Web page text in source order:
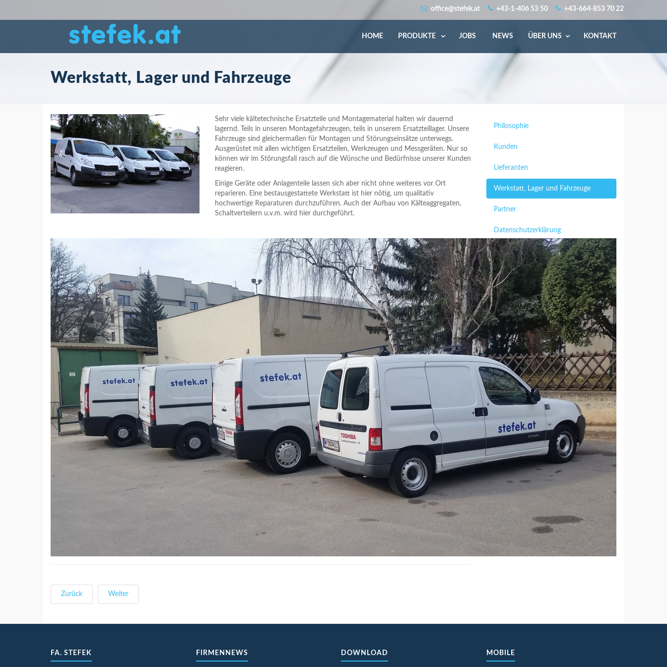
office@stefek.at +43-1-406 53 50 +43-664-853 70 22
stefek.at HOME PRODUKTE JOBS NEWS ÜBER UNS KONTAKT
Werkstatt, Lager und Fahrzeuge
Sehr viele kältetechnische Ersatzteile und Montagematerial halten wir dauernd
lagernd. Teils in unseren Montagefahrzeugen, teils in unserem Ersatzteillager. Unsere
Fahrzeuge sind gleichermaßen für Montagen und Störungseinsätze unterwegs.
Ausgerüstet mit allen wichtigen Ersatzteilen, Werkzeugen und Messgeräten. Nur so
können wir im Störungsfall rasch auf die Wünsche und Bedürfnisse unserer Kunden
reagieren.
Einige Geräte oder Anlagenteile lassen sich aber nicht ohne weiteres vor Ort
reparieren. Eine bestausgestattete Werkstatt ist hier nötig, um qualitativ
hochwertige Reparaturen durchzuführen. Auch der Aufbau von Kälteaggregaten,
Schaltverteilern u.v.m. wird hier durchgeführt.
Zurück Weiter
Philosophie
Kunden
Lieferanten
Werkstatt, Lager und Fahrzeuge
Partner
Datenschutzerklärung
FA. STEFEK FIRMENNEWS DOWNLOAD MOBILE